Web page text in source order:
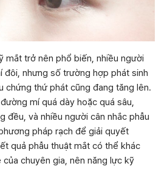
mắt trở nên phổ biến, nhiều người
đôi, nhưng số trường hợp phát sinh
chứng thứ phát cũng đang tăng lên.
mí quá dày hoặc quá sâu,
đều, và nhiều người cân nhắc phẫu
pháp rạch để giải quyết
quả phẫu thuật mắt có thể khác
chuyên gia, nên năng lực kỹ